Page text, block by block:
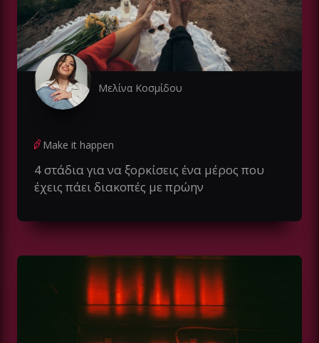
Μελίνα Κοσμίδου
Make it happen
4 στάδια για να ξορκίσεις ένα μέρος που
έχεις πάει διακοπές με πρώην